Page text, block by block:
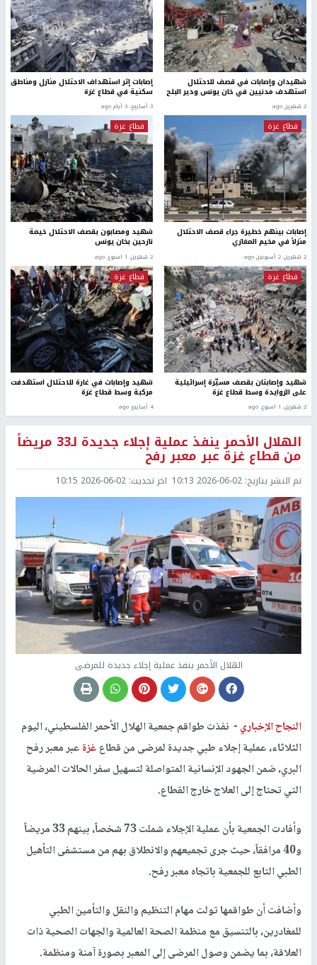
شهيدان وإصابات في قصف للاحتلال
استهدف مدنيين في خان يونس ودير البلح
2 شهرين ago
إصابات إثر استهداف الاحتلال منازل ومناطق
سكنية في قطاع غزة
3 أسابيع، 3 أيام ago
قطاع غزة
إصابات بينهم خطيرة جراء قصف الاحتلال
منزلاً في مخيم المغازي
2 شهرين، 2 أسبوعين ago
قطاع غزة
شهيد ومصابون بقصف الاحتلال خيمة
نازحين بخان يونس
2 شهرين، 1 اسبوع. ago
قطاع غزة
شهيد وإصابتان بقصف مسيّرة إسرائيلية
على الزوايدة وسط قطاع غزة
2 شهرين، 1 اسبوع. ago
قطاع غزة
شهيد وإصابات في غارة للاحتلال استهدفت
مركبة وسط قطاع غزة
4 أسابيع ago
الهلال الأحمر ينفذ عملية إجلاء جديدة لـ33 مريضاً
من قطاع غزة عبر معبر رفح
تم النشر بتاريخ: 2026-06-02 10:13 اخر تحديث: 2026-06-02 10:15
الهلال الأحمر ينفذ عملية إجلاء جديدة للمرضى
النجاح الإخباري - نفذت طواقم جمعية الهلال الأحمر الفلسطيني، اليوم
الثلاثاء، عملية إجلاء طبي جديدة لمرضى من قطاعغزةعبر معبر رفح
البري، ضمن الجهود الإنسانية المتواصلة لتسهيل سفر الحالات المرضية
التي تحتاج إلى العلاج خارج القطاع.
وأفادت الجمعية بأن عملية الإجلاء شملت 73 شخصاً، بينهم 33 مريضاً
و40 مرافقاً، حيث جرى تجميعهم والانطلاق بهم من مستشفى التأهيل
الطبي التابع للجمعية باتجاه معبر رفح.
وأضافت أن طواقمها تولت مهام التنظيم والنقل والتأمين الطبي
للمغادرين، بالتنسيق مع منظمة الصحة العالمية والجهات الصحية ذات
العلاقة، بما يضمن وصول المرضى إلى المعبر بصورة آمنة ومنظمة.